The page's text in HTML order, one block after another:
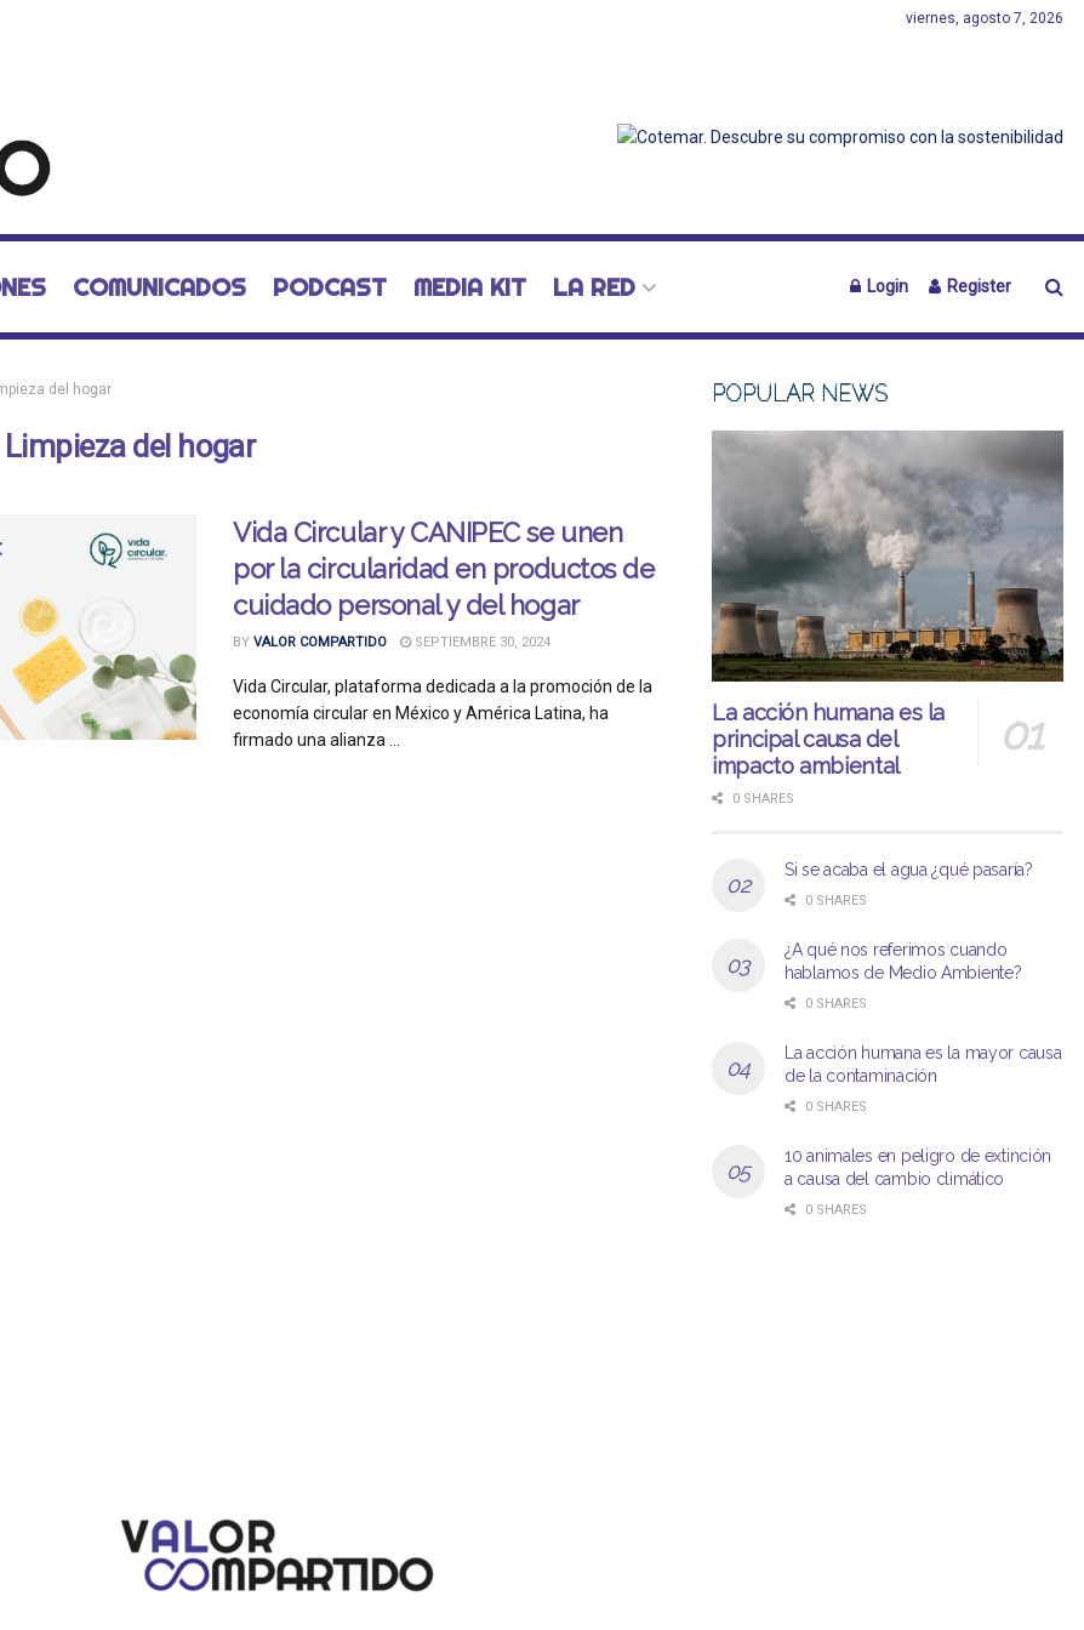
viernes, agosto 7, 2026
COMUNICADOS PODCAST MEDIA KIT LA RED Login Register
del hogar
Limpieza del hogar
Vida Circular y CANIPEC se unen
por la circularidad en productos de
cuidado personal y del hogar
BY VALOR COMPARTIDO SEPTIEMBRE 30, 2024
Vida Circular, plataforma dedicada a la promoción de la
economía circular en México y América Latina, ha
firmado una alianza ...
POPULAR NEWS
La acción humana es la
principal causa del
impacto ambiental
0 SHARES
Si se acaba el agua ¿qué pasaría?
0 SHARES
¿A qué nos referimos cuando
hablamos de Medio Ambiente?
0 SHARES
La acción humana es la mayor causa
de la contaminación
0 SHARES
10 animales en peligro de extinción
a causa del cambio climático
0 SHARES